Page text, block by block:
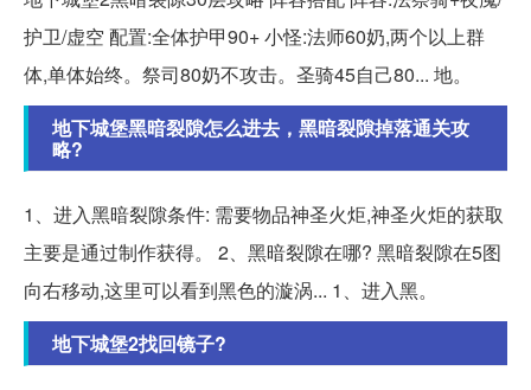
护卫/虚空 配置:全体护甲90+ 小怪:法师60奶,两个以上群
体,单体始终。祭司80奶不攻击。圣骑45自己80... 地。
地下城堡黑暗裂隙怎么进去，黑暗裂隙掉落通关攻
略?
1、进入黑暗裂隙条件: 需要物品神圣火炬,神圣火炬的获取
主要是通过制作获得。 2、黑暗裂隙在哪? 黑暗裂隙在5图
向右移动,这里可以看到黑色的漩涡... 1、进入黑。
地下城堡2找回镜子?